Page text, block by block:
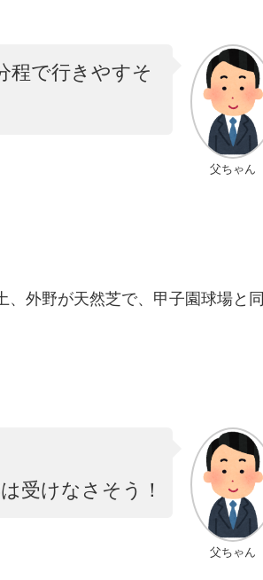
父ちゃん
程で行きやすそ
外野が天然芝で、甲子園球場と同
父ちゃん
受けなさそう！